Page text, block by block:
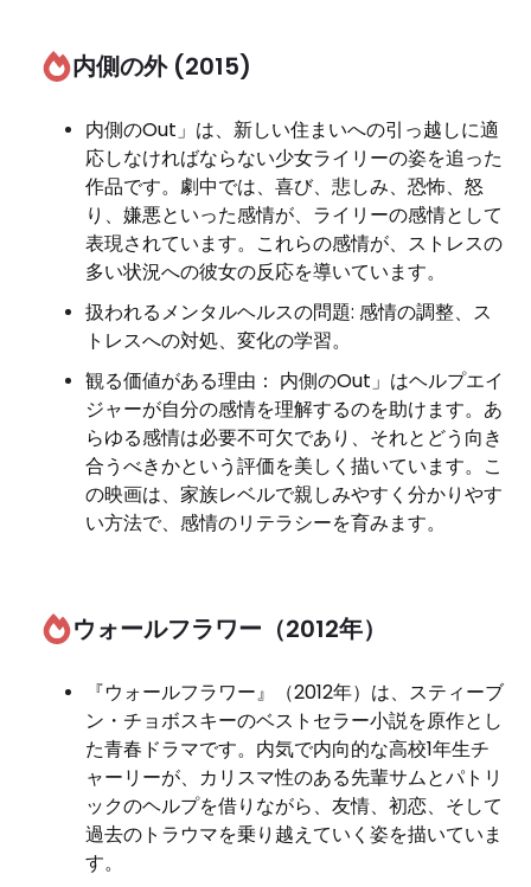
内側の外 (2015)
内側のOut」は、新しい住まいへの引っ越しに適
応しなければならない少女ライリーの姿を追った
作品です。劇中では、喜び、悲しみ、恐怖、怒
り、嫌悪といった感情が、ライリーの感情として
表現されています。これらの感情が、ストレスの
多い状況への彼女の反応を導いています。
扱われるメンタルヘルスの問題: 感情の調整、ス
トレスへの対処、変化の学習。
観る価値がある理由： 内側のOut」はヘルプエイ
ジャーが自分の感情を理解するのを助けます。あ
らゆる感​​情は必要不可欠であり、それとどう向き
合うべきかという評価を美しく描いています。こ
の映画は、家族レベルで親しみやすく分かりやす
い方法で、感情のリテラシーを育みます。
ウォールフラワー（2012年）
『ウォールフラワー』（2012年）は、スティーブ
ン・チョボスキーのベストセラー小説を原作とし
た青春ドラマです。内気で内向的な高校1年生チ
ャーリーが、カリスマ性のある先輩サムとパトリ
ックのヘルプを借りながら、友情、初恋、そして
過去のトラウマを乗り越えていく姿を描いていま
す。